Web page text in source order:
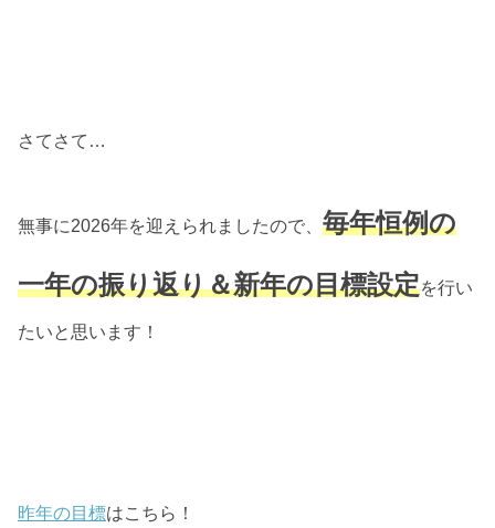
さてさて…
無事に2026年を迎えられましたので、 毎年恒例の
一年の振り返り＆新年の目標設定を行い
たいと思います！
昨年の目標はこちら！